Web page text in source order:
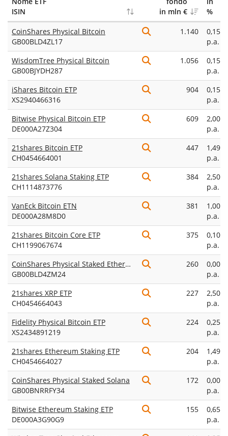
ISIN
in mln €
%
CoinShares Physical Bitcoin
GB00BLD4ZL17
1.140
0,15%
p.a.
WisdomTree Physical Bitcoin
GB00BJYDH287
1.056
0,15%
p.a.
iShares Bitcoin ETP
XS2940466316
904
0,15%
p.a.
Bitwise Physical Bitcoin ETP
DE000A27Z304
609
2,00%
p.a.
21shares Bitcoin ETP
CH0454664001
447
1,49%
p.a.
21shares Solana Staking ETP
CH1114873776
384
2,50%
p.a.
VanEck Bitcoin ETN
DE000A28M8D0
381
1,00%
p.a.
21shares Bitcoin Core ETP
CH1199067674
375
0,10%
p.a.
CoinShares Physical Staked Ethereum
GB00BLD4ZM24
260
0,00%
p.a.
21shares XRP ETP
CH0454664043
227
2,50%
p.a.
Fidelity Physical Bitcoin ETP
XS2434891219
224
0,25%
p.a.
21shares Ethereum Staking ETP
CH0454664027
204
1,49%
p.a.
CoinShares Physical Staked Solana
GB00BNRRFY34
172
0,00%
p.a.
Bitwise Ethereum Staking ETP
DE000A3G90G9
155
0,65%
p.a.